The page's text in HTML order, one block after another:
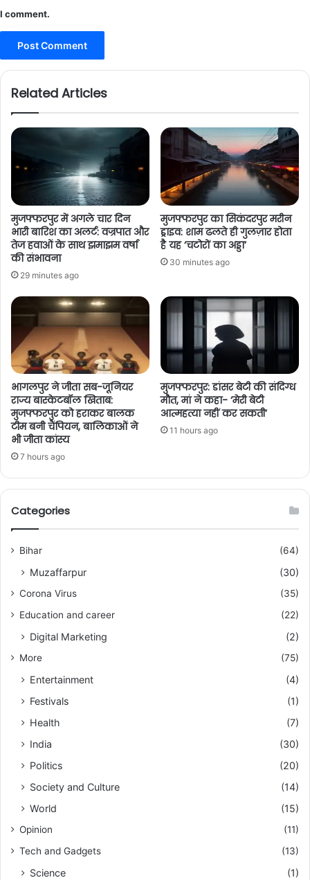
I comment.
Related Articles
मुजफ्फरपुर में अगले चार दिन
भारी बारिश का अलर्ट: वज्रपात और
तेज हवाओं के साथ झमाझम वर्षा
की संभावना
29 minutes ago
मुजफ्फरपुर का सिकंदरपुर मरीन
ड्राइव: शाम ढलते ही गुलज़ार होता
है यह ‘चटोरों का अड्डा’
30 minutes ago
भागलपुर ने जीता सब-जूनियर
राज्य बास्केटबॉल खिताब:
मुजफ्फरपुर को हराकर बालक
टीम बनी चैंपियन, बालिकाओं ने
भी जीता कांस्य
7 hours ago
मुजफ्फरपुर: डांसर बेटी की संदिग्ध
मौत, मां ने कहा- ‘मेरी बेटी
आत्महत्या नहीं कर सकती’
11 hours ago
Categories
Bihar (64)
Muzaffarpur (30)
Corona Virus
(35)
Education and career
(22)
Digital Marketing (2)
More (75)
Entertainment
(4)
Festivals
(1)
Health
(7)
India
(30)
Politics
(20)
Society and Culture
(14)
World
(15)
Opinion
(11)
Tech and Gadgets
(13)
Science (1)